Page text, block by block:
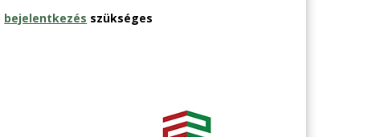
bejelentkezés szükséges